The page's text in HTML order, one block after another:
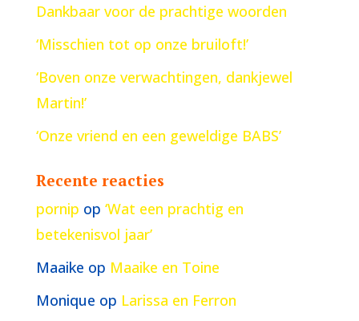
Dankbaar voor de prachtige woorden
‘Misschien tot op onze bruiloft!’
‘Boven onze verwachtingen, dankjewel
Martin!’
‘Onze vriend en een geweldige BABS’
Recente reacties
pornip op ‘Wat een prachtig en
betekenisvol jaar’
Maaike op Maaike en Toine
Monique op Larissa en Ferron